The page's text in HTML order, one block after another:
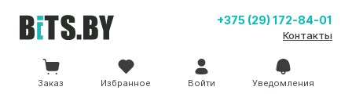
+375 (29) 172-84-01
Контакты
Заказ Избранное Войти Уведомления